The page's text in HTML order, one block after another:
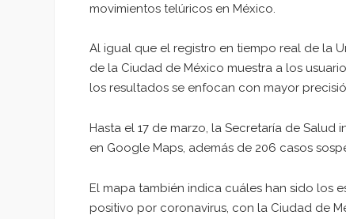
movimientos telúricos en México.
Al igual que el registro en tiempo real de la
de la Ciudad de México muestra a los
los resultados se enfocan con mayor
Hasta el 17 de marzo, la Secretaría de
en Google Maps, además de 206 casos
El mapa también indica cuáles han sido los
positivo por coronavirus, con la Ciudad de